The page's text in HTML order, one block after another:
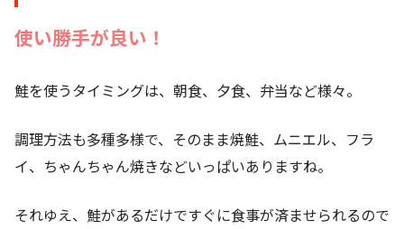
使い勝手が良い！
鮭を使うタイミングは、朝食、夕食、弁当など様々。
調理方法も多種多様で、そのまま焼鮭、ムニエル、フラ
イ、ちゃんちゃん焼きなどいっぱいありますね。
それゆえ、鮭があるだけですぐに食事が済ませられるので